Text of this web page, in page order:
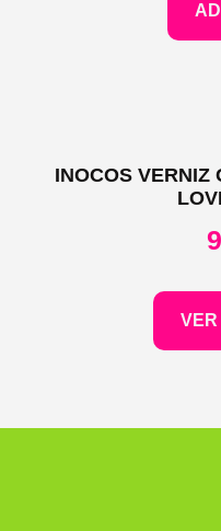
INOCOS VERNIZ
VER